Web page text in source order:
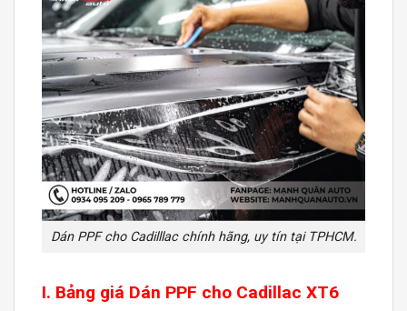
Dán PPF cho Cadilllac chính hãng, uy tín tại TPHCM.
I. Bảng giá Dán PPF cho Cadillac XT6